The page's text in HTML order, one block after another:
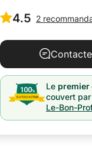
4.5 2
Le premier
couvert
Le-Bon-